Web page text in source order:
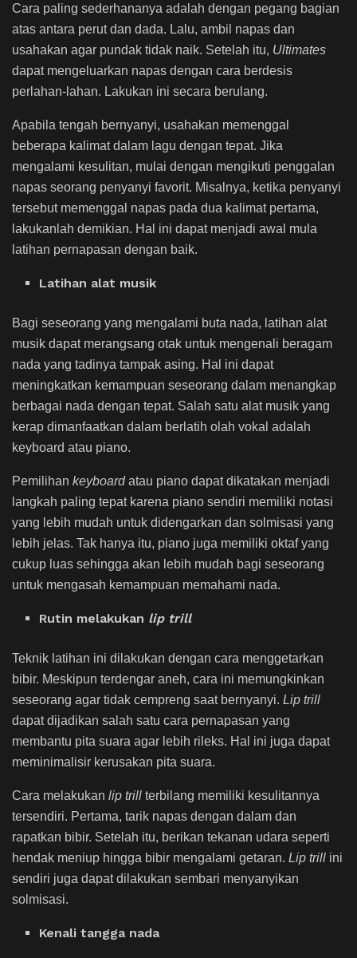
Cara paling sederhananya adalah dengan pegang bagian
atas antara perut dan dada. Lalu, ambil napas dan
usahakan agar pundak tidak naik. Setelah itu, Ultimates
dapat mengeluarkan napas dengan cara berdesis
perlahan-lahan. Lakukan ini secara berulang.
Apabila tengah bernyanyi, usahakan memenggal
beberapa kalimat dalam lagu dengan tepat. Jika
mengalami kesulitan, mulai dengan mengikuti penggalan
napas seorang penyanyi favorit. Misalnya, ketika penyanyi
tersebut memenggal napas pada dua kalimat pertama,
lakukanlah demikian. Hal ini dapat menjadi awal mula
latihan pernapasan dengan baik.
Latihan alat musik
Bagi seseorang yang mengalami buta nada, latihan alat
musik dapat merangsang otak untuk mengenali beragam
nada yang tadinya tampak asing. Hal ini dapat
meningkatkan kemampuan seseorang dalam menangkap
berbagai nada dengan tepat. Salah satu alat musik yang
kerap dimanfaatkan dalam berlatih olah vokal adalah
keyboard atau piano.
Pemilihan keyboardatau piano dapat dikatakan menjadi
langkah paling tepat karena piano sendiri memiliki notasi
yang lebih mudah untuk didengarkan dan solmisasi yang
lebih jelas. Tak hanya itu, piano juga memiliki oktaf yang
cukup luas sehingga akan lebih mudah bagi seseorang
untuk mengasah kemampuan memahami nada.
Rutin melakukan lip trill
Teknik latihan ini dilakukan dengan cara menggetarkan
bibir. Meskipun terdengar aneh, cara ini memungkinkan
seseorang agar tidak cempreng saat bernyanyi. Lip trill
dapat dijadikan salah satu cara pernapasan yang
membantu pita suara agar lebih rileks. Hal ini juga dapat
meminimalisir kerusakan pita suara.
Cara melakukan lip trill terbilang memiliki kesulitannya
tersendiri. Pertama, tarik napas dengan dalam dan
rapatkan bibir. Setelah itu, berikan tekanan udara seperti
hendak meniup hingga bibir mengalami getaran. Lip trill ini
sendiri juga dapat dilakukan sembari menyanyikan
solmisasi.
Kenali tangga nada